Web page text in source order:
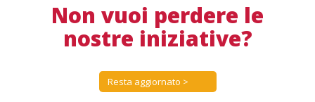
Non vuoi perdere le
nostre iniziative?
Resta aggiornato >